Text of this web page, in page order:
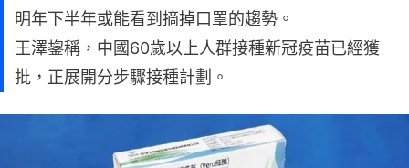
明年下半年或能看到摘掉口罩的趨勢。
王澤鋆稱，中國60歲以上人群接種新冠疫苗已經獲
批，正展開分步驟接種計劃。